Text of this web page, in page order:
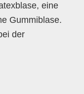
eine
Gummiblase.
der